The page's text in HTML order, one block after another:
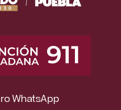
WhatsApp